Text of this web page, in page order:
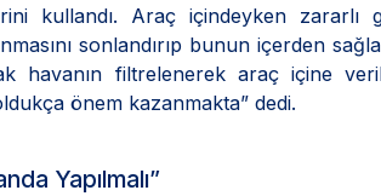
kullandı. Araç içindeyken zararlı
sonlandırıp bunun içerden
havanın filtrelenerek araç içine
önem kazanmakta” dedi.
Yapılmalı”